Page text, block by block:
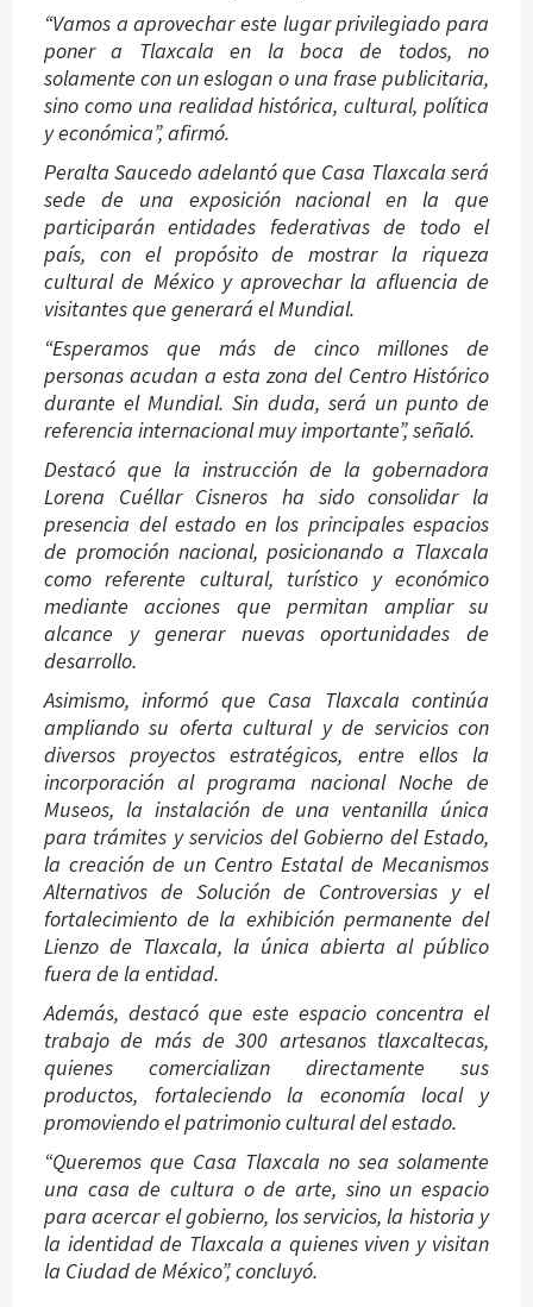
“Vamos a aprovechar este lugar privilegiado para
poner a Tlaxcala en la boca de todos, no
solamente con un eslogan o una frase publicitaria,
sino como una realidad histórica, cultural, política
y económica”, afirmó.
Peralta Saucedo adelantó que Casa Tlaxcala será
sede de una exposición nacional en la que
participarán entidades federativas de todo el
país, con el propósito de mostrar la riqueza
cultural de México y aprovechar la afluencia de
visitantes que generará el Mundial.
“Esperamos que más de cinco millones de
personas acudan a esta zona del Centro Histórico
durante el Mundial. Sin duda, será un punto de
referencia internacional muy importante”, señaló.
Destacó que la instrucción de la gobernadora
Lorena Cuéllar Cisneros ha sido consolidar la
presencia del estado en los principales espacios
de promoción nacional, posicionando a Tlaxcala
como referente cultural, turístico y económico
mediante acciones que permitan ampliar su
alcance y generar nuevas oportunidades de
desarrollo.
Asimismo, informó que Casa Tlaxcala continúa
ampliando su oferta cultural y de servicios con
diversos proyectos estratégicos, entre ellos la
incorporación al programa nacional Noche de
Museos, la instalación de una ventanilla única
para trámites y servicios del Gobierno del Estado,
la creación de un Centro Estatal de Mecanismos
Alternativos de Solución de Controversias y el
fortalecimiento de la exhibición permanente del
Lienzo de Tlaxcala, la única abierta al público
fuera de la entidad.
Además, destacó que este espacio concentra el
trabajo de más de 300 artesanos tlaxcaltecas,
quienes comercializan directamente sus
productos, fortaleciendo la economía local y
promoviendo el patrimonio cultural del estado.
“Queremos que Casa Tlaxcala no sea solamente
una casa de cultura o de arte, sino un espacio
para acercar el gobierno, los servicios, la historia y
la identidad de Tlaxcala a quienes viven y visitan
la Ciudad de México”, concluyó.